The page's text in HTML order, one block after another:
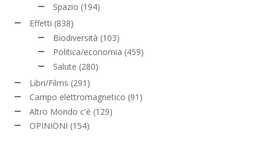
Spazio (194)
Effetti (838)
Biodiversità (103)
Politica/economia (459)
Salute (280)
Libri/Films (291)
Campo elettromagnetico (91)
Altro Mondo c'è (129)
OPINIONI (154)